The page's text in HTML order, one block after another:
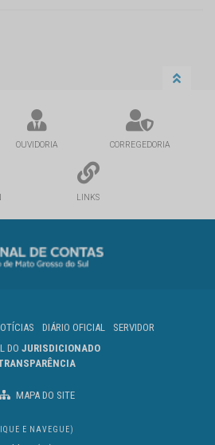
OUVIDORIA CORREGEDORIA
LINKS
DIÁRIO OFICIAL
SERVIDOR
DO JURISDICIONADO
MAPA DO SITE
E NAVEGUE)